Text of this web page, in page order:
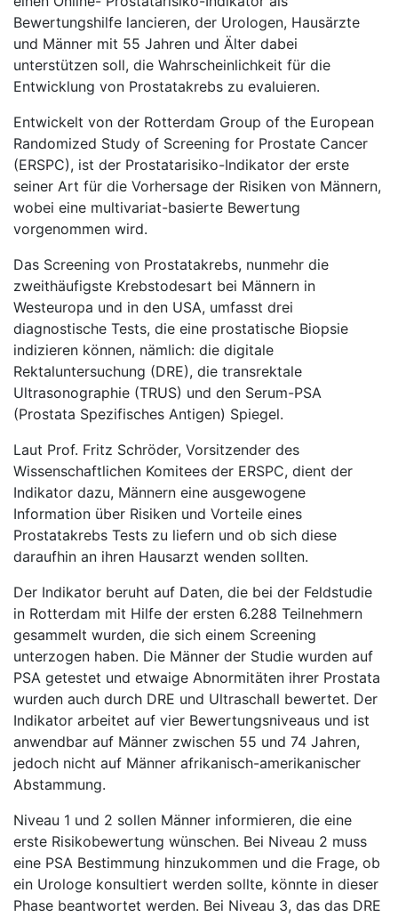
Bewertungshilfe lancieren, der Urologen, Hausärzte
und Männer mit 55 Jahren und Älter dabei
unterstützen soll, die Wahrscheinlichkeit für die
Entwicklung von Prostatakrebs zu evaluieren.
Entwickelt von der Rotterdam Group of the European
Randomized Study of Screening for Prostate Cancer
(ERSPC), ist der Prostatarisiko-Indikator der erste
seiner Art für die Vorhersage der Risiken von Männern,
wobei eine multivariat-basierte Bewertung
vorgenommen wird.
Das Screening von Prostatakrebs, nunmehr die
zweithäufigste Krebstodesart bei Männern in
Westeuropa und in den USA, umfasst drei
diagnostische Tests, die eine prostatische Biopsie
indizieren können, nämlich: die digitale
Rektaluntersuchung (DRE), die transrektale
Ultrasonographie (TRUS) und den Serum-PSA
(Prostata Spezifisches Antigen) Spiegel.
Laut Prof. Fritz Schröder, Vorsitzender des
Wissenschaftlichen Komitees der ERSPC, dient der
Indikator dazu, Männern eine ausgewogene
Information über Risiken und Vorteile eines
Prostatakrebs Tests zu liefern und ob sich diese
daraufhin an ihren Hausarzt wenden sollten.
Der Indikator beruht auf Daten, die bei der Feldstudie
in Rotterdam mit Hilfe der ersten 6.288 Teilnehmern
gesammelt wurden, die sich einem Screening
unterzogen haben. Die Männer der Studie wurden auf
PSA getestet und etwaige Abnormitäten ihrer Prostata
wurden auch durch DRE und Ultraschall bewertet. Der
Indikator arbeitet auf vier Bewertungsniveaus und ist
anwendbar auf Männer zwischen 55 und 74 Jahren,
jedoch nicht auf Männer afrikanisch-amerikanischer
Abstammung.
Niveau 1 und 2 sollen Männer informieren, die eine
erste Risikobewertung wünschen. Bei Niveau 2 muss
eine PSA Bestimmung hinzukommen und die Frage, ob
ein Urologe konsultiert werden sollte, könnte in dieser
Phase beantwortet werden. Bei Niveau 3, das das DRE